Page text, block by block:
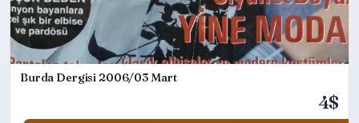
Burda Dergisi 2006/03 Mart
4$